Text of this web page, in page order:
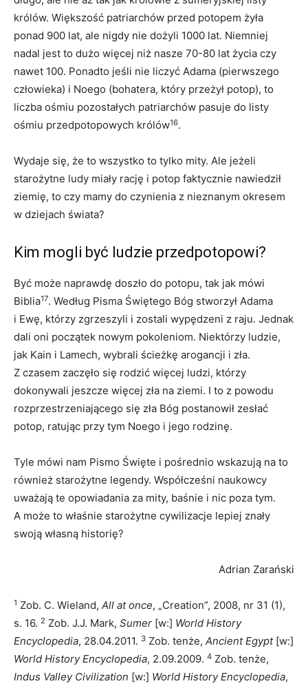
królów. Większość patriarchów przed potopem żyła
ponad 900 lat, ale nigdy nie dożyli 1000 lat. Niemniej
nadal jest to dużo więcej niż nasze 70-80 lat życia czy
nawet 100. Ponadto jeśli nie liczyć Adama (pierwszego
człowieka) i Noego (bohatera, który przeżył potop), to
liczba ośmiu pozostałych patriarchów pasuje do listy
ośmiu przedpotopowych królów16.
Wydaje się, że to wszystko to tylko mity. Ale jeżeli
starożytne ludy miały rację i potop faktycznie nawiedził
ziemię, to czy mamy do czynienia z nieznanym okresem
w dziejach świata?
Kim mogli być ludzie przedpotopowi?
Być może naprawdę doszło do potopu, tak jak mówi
Biblia17. Według Pisma Świętego Bóg stworzył Adama
i Ewę, którzy zgrzeszyli i zostali wypędzeni z raju. Jednak
dali oni początek nowym pokoleniom. Niektórzy ludzie,
jak Kain i Lamech, wybrali ścieżkę arogancji i zła.
Z czasem zaczęło się rodzić więcej ludzi, którzy
dokonywali jeszcze więcej zła na ziemi. I to z powodu
rozprzestrzeniającego się zła Bóg postanowił zesłać
potop, ratując przy tym Noego i jego rodzinę.
Tyle mówi nam Pismo Święte i pośrednio wskazują na to
również starożytne legendy. Współcześni naukowcy
uważają te opowiadania za mity, baśnie i nic poza tym.
A może to właśnie starożytne cywilizacje lepiej znały
swoją własną historię?
Adrian Zarański
1 Zob. C. Wieland, All at once, „Creation”, 2008, nr 31 (1),
s. 16. 2 Zob. J.J. Mark, Sumer [w:] World History
Encyclopedia, 28.04.2011. 3 Zob. tenże, Ancient Egypt[w:]
World History Encyclopedia, 2.09.2009. 4 Zob. tenże,
Indus Valley Civilization [w:] World History Encyclopedia,